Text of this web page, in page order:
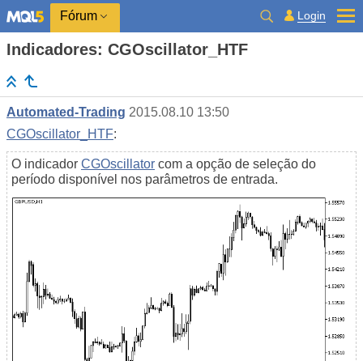
Fórum Login
Indicadores: CGOscillator_HTF
Automated-Trading 2015.08.10 13:50
CGOscillator_HTF:
O indicador CGOscillator com a opção de seleção do
período disponível nos parâmetros de entrada.